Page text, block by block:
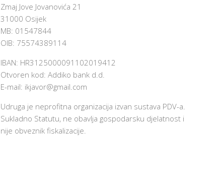
Zmaj Jove Jovanovića 21
31000 Osijek
MB: 01547844
OIB: 75574389114
IBAN: HR3125000091102019412
Otvoren kod: Addiko bank d.d.
E-mail: ikjavor@gmail.com
Udruga je neprofitna organizacija izvan sustava PDV-a.
Sukladno Statutu, ne obavlja gospodarsku djelatnost i
nije obveznik fiskalizacije.